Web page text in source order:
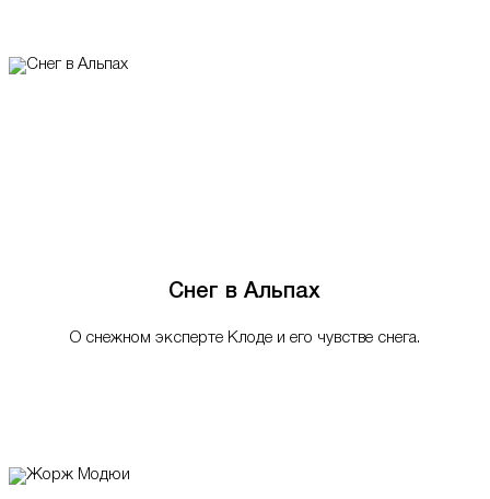
Снег в Альпах
О снежном эксперте Клоде и его чувстве снега.